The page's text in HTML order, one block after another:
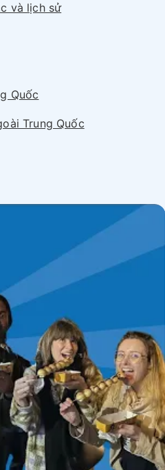
và lịch sử
Quốc
Trung Quốc